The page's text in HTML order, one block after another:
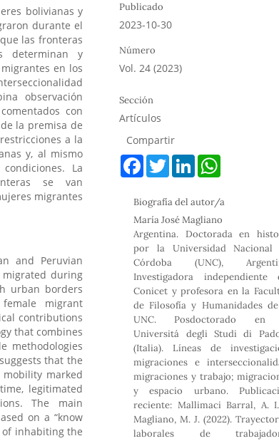
bolivianas y
durante el
las fronteras
determinan y
en los
observación
con
la premisa de
a la
y, al mismo
La
se van
migrantes
and Peruvian
during
urban borders
migrant
contributions
that combines
methodologies
that the
marked
legitimated
The main
on a “know
of inhabiting the
Publicado
2023-10-30
Número
Vol. 24 (2023)
Sección
Artículos
Compartir
F
a
b
o
o
k
T
w
t
e
r
L
e
d
I
n
s
A
p
p
Biografía del autor/a
María José Magliano
Argentina. Doctorada en
por la Universidad Nacional
Córdoba (UNC),
Investigadora independiente
Conicet y profesora en la
de Filosofía y Humanidades
UNC. Posdoctorado en
Universitá degli Studi di
(Italia). Líneas de
migraciones e
migraciones y trabajo;
y espacio urbano.
reciente: Mallimaci Barral, A.
Magliano, M. J. (2022).
laborales de